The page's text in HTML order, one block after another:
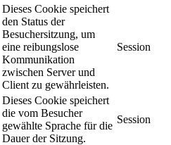
Dieses Cookie speichert
den Status der
Besuchersitzung, um
eine reibungslose
Kommunikation
zwischen Server und
Client zu gewährleisten.
Session
Dieses Cookie speichert
die vom Besucher
gewählte Sprache für die
Dauer der Sitzung.
Session